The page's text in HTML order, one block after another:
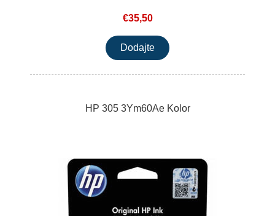
€35,50
HP 305 3Ym60Ae Kolor